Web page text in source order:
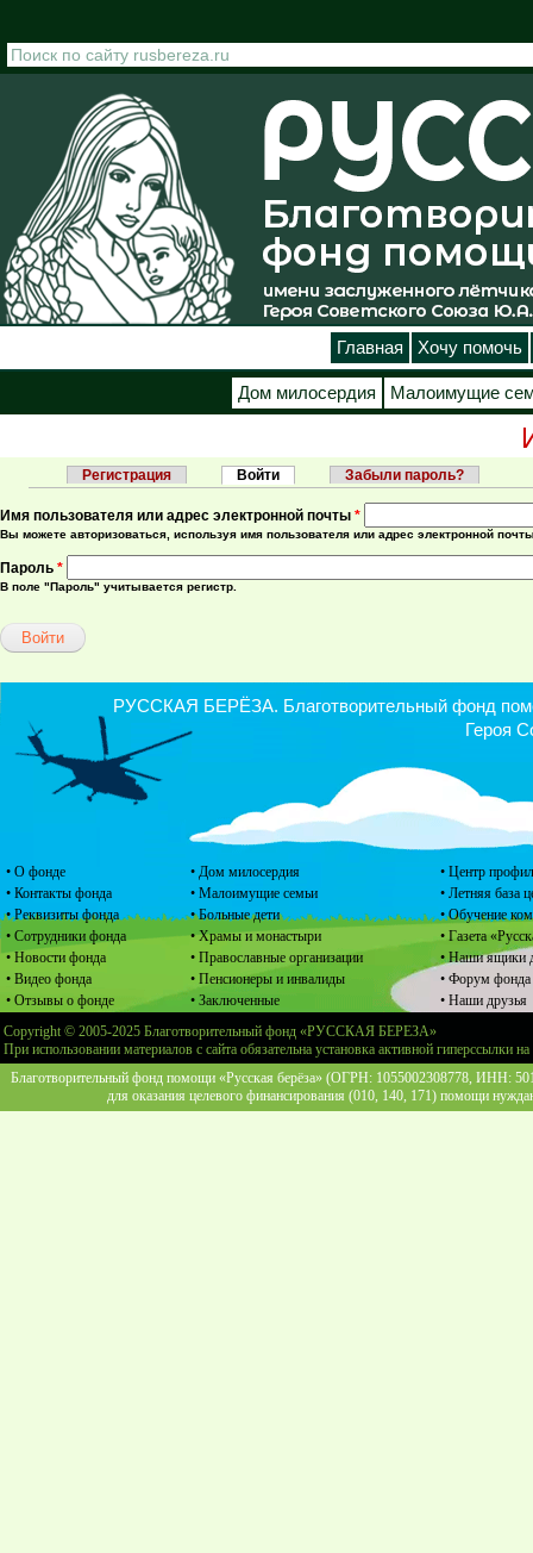
Главная Хочу помочь
Дом милосердия Малоимущие
Главные вкладки
Регистрация Войти (активная вкладка)
Забыли пароль?
Имя пользователя или адрес электронной почты *
Вы можете авторизоваться, используя имя пользователя или адрес электронной
Пароль *
В поле "Пароль" учитывается регистр.
• О фонде
• Контакты фонда
• Реквизиты фонда
• Сотрудники фонда
• Новости фонда
• Видео фонда
• Отзывы о фонде
• Дом милосердия
• Малоимущие семьи
• Больные дети
• Храмы и монастыри
• Православные организации
• Пенсионеры и инвалиды
• Заключенные
• Центр
• Летняя база
• Обучение
• Газета
• Наши ящики
• Форум фонда
• Наши друзья
РУССКАЯ БЕРЁЗА. Благотворительный фонд
Героя
Copyright © 2005-2025 Благотворительный фонд «РУССКАЯ БЕРЕЗА»
При использовании материалов с сайта обязательна установка активной гиперссылки
Благотворительный фонд помощи «Русская берёза» (ОГРН: 1055002308778, ИНН:
для оказания целевого финансирования (010, 140, 171) помощи